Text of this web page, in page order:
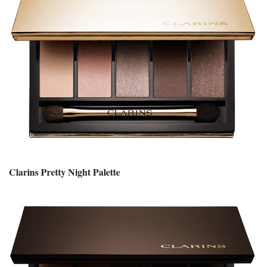
Clarins Pretty Night Palette